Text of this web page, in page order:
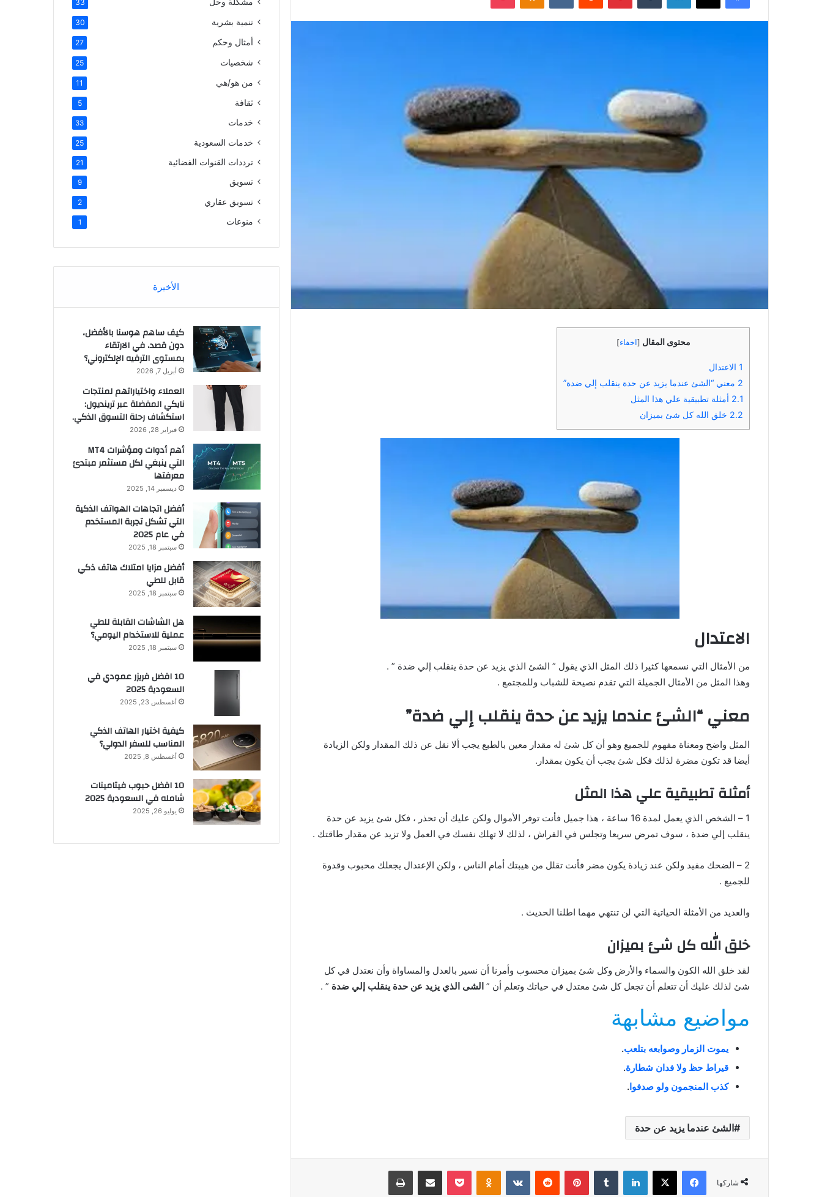
محتوى المقال [اخفاء]
1 الاعتدال
2 معني “الشئ عندما يزيد عن حدة ينقلب إلي ضدة”
2.1 أمثلة تطبيقية علي هذا المثل
2.2 خلق الله كل شئ بميزان
الاعتدال
من الأمثال التي نسمعها كثيرا ذلك المثل الذي يقول ” الشئ الذي يزيد عن حدة ينقلب إلي ضدة ” .
وهذا المثل من الأمثال الجميلة التي تقدم نصيحة للشباب وللمجتمع .
معني “الشئ عندما يزيد عن حدة ينقلب إلي ضدة”
المثل واضح ومعناة مفهوم للجميع وهو أن كل شئ له مقدار معين بالطبع يجب ألا نقل عن ذلك المقدار ولكن الزيادة
أيضا قد تكون مضرة لذلك فكل شئ يجب أن يكون بمقدار.
أمثلة تطبيقية علي هذا المثل
1 – الشخص الذي يعمل لمدة 16 ساعة ، هذا جميل فأنت توفر الأموال ولكن عليك أن تحذر ، فكل شئ يزيد عن حدة
ينقلب إلي ضدة ، سوف تمرض سريعا وتجلس في الفراش ، لذلك لا تهلك نفسك في العمل ولا تزيد عن مقدار طاقتك .
2 – الضحك مفيد ولكن عند زيادة يكون مضر فأنت تقلل من هيبتك أمام الناس ، ولكن الإعتدال يجعلك محبوب وقدوة
للجميع .
والعديد من الأمثلة الحياتية التي لن تنتهي مهما اطلنا الحديث .
خلق الله كل شئ بميزان
لقد خلق الله الكون والسماء والأرض وكل شئ بميزان محسوب وأمرنا أن نسير بالعدل والمساواة وأن نعتدل في كل
شئ لذلك عليك أن تتعلم أن تجعل كل شئ معتدل في حياتك وتعلم أن ” الشى الذي يزيد عن حدة ينقلب إلي ضدة ” .
مواضيع مشابهة
يموت الزمار وصوابعه بتلعب.
قيراط حظ ولا فدان شطارة.
كذب المنجمون ولو صدفوا.
الشئ عندما يزيد عن حدة
شاركها
فيسبوك X لينكدإن بينتيريست Odnoklassniki
بوكيت مشاركة عبر البريد طباعة
33
تنمية بشرية 30
أمثال وحكم 27
شخصيات 25
من هو/هي 11
ثقافة 5
خدمات 33
خدمات السعودية 25
ترددات القنوات الفضائية 21
تسويق 9
تسويق عقاري 2
منوعات 1
الأخيرة
كيف ساهم هوسنا بالأفضل،
دون قصد، في الارتقاء
بمستوى الترفيه الإلكتروني؟
أبريل 7, 2026
العملاء واختياراتهم لمنتجات
نايكي المفضلة عبر ترينديول:
استكشاف رحلة التسوق الذكي.
فبراير 28, 2026
أهم أدوات ومؤشرات MT4
التي ينبغي لكل مستثمر مبتدئ
معرفتها
ديسمبر 14, 2025
أفضل اتجاهات الهواتف الذكية
التي تشكل تجربة المستخدم
في عام 2025
سبتمبر 18, 2025
أفضل مزايا امتلاك هاتف ذكي
قابل للطي
سبتمبر 18, 2025
هل الشاشات القابلة للطي
عملية للاستخدام اليومي؟
سبتمبر 18, 2025
10 افضل فريزر عمودي​ في
السعودية​ 2025
أغسطس 23, 2025
كيفية اختيار الهاتف الذكي
المناسب للسفر الدولي؟
أغسطس 8, 2025
10 افضل حبوب فيتامينات
شامله​ في السعودية 2025
يوليو 26, 2025